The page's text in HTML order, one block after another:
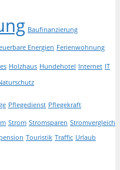
Baufinanzierung
Energien Ferienwohnung
Holzhaus Hundehotel Internet IT
Pflegedienst Pflegekraft
Strom Stromsparen Stromvergleich
Touristik Traffic Urlaub